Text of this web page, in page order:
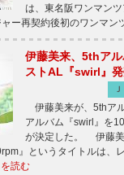
は、東名阪ワンマン
ー再契約後初のワンマン
伊藤美来、5thア
ストAL『swirl』
伊藤美来が、5thア
アルバム『swirl』を
が決定した。 伊藤美
』というタイトルは、
読む